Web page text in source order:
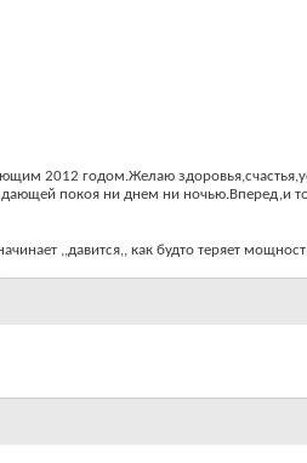
2012 годом.Желаю
покоя ни днем ни ночью.Вперед,и
,,давится,, как будто теряет